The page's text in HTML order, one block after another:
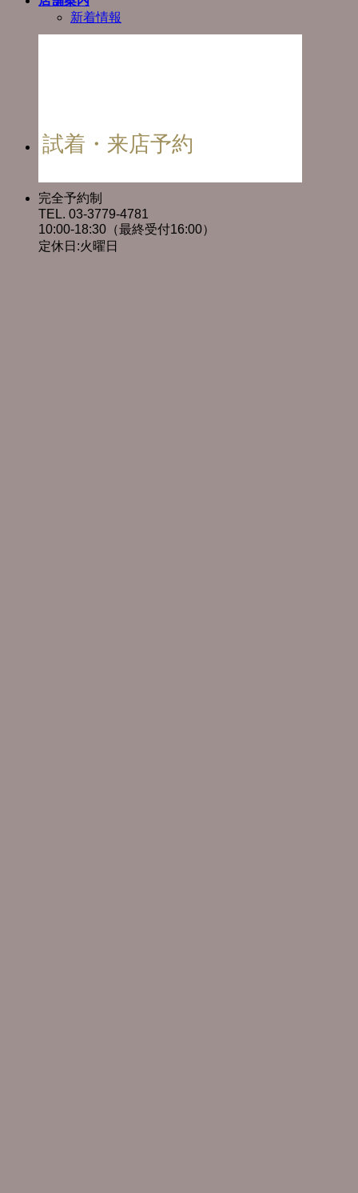
新着情報
試着・来店予約
完全予約制
TEL. 03-3779-4781
10:00-18:30（最終受付16:00）
定休日:火曜日